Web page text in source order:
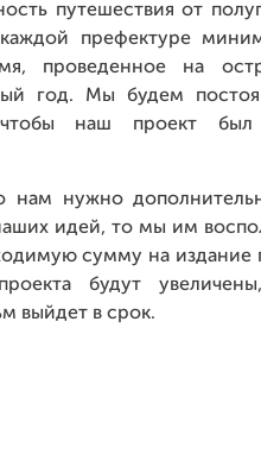
путешествия от
префектуре
проведенное на
год. Мы будем
наш проект был
нам нужно
идей, то мы им
сумму на издание
будут
выйдет в срок.